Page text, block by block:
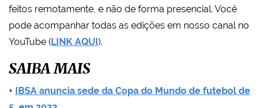
feitos remotamente, e não de forma presencial. Você
pode acompanhar todas as edições em nosso canal no
YouTube (LINK AQUI ).
SAIBA MAIS
+
IBSA anuncia sede da Copa do Mundo de futebol de